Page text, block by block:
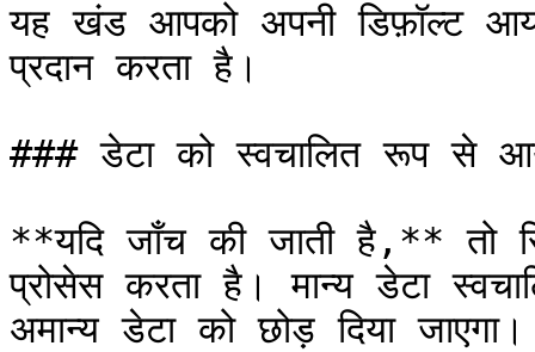
यह खंड आपको अपनी डिफ़ॉल्ट
प्रदान करता है।
### डेटा को स्वचालित रूप से
**यदि जाँच की जाती है,** तो
प्रोसेस करता है। मान्य डेटा
अमान्य डेटा को छोड़ दिया जाएगा।